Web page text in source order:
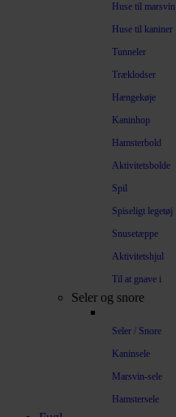
Huse til marsvin
Huse til kaniner
Tunneler
Træklodser
Hængekøje
Kaninhop
Hamsterbold
Aktivitetsbolde
Spil
Spiseligt legetøj
Snusetæppe
Aktivitetshjul
Til at gnave i
Seler og snore
Seler / Snore
Kaninsele
Marsvin-sele
Hamstersele